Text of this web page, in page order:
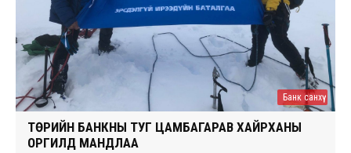
Банк санхүү
ТӨРИЙН БАНКНЫ ТУГ ЦАМБАГАРАВ ХАЙРХАНЫ
ОРГИЛД МАНДЛАА